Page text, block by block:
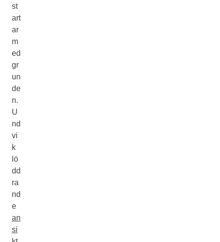
st
art
ar
m
ed
gr
un
de
n.
U
nd
vi
k
lö
dd
ra
nd
e
an
si